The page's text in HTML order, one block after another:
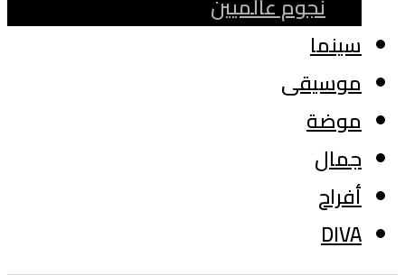
سينما
موسيقى
موضة
جمال
أفراح
DIVA